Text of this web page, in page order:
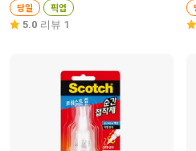
당일 픽업
5.0 리뷰 1